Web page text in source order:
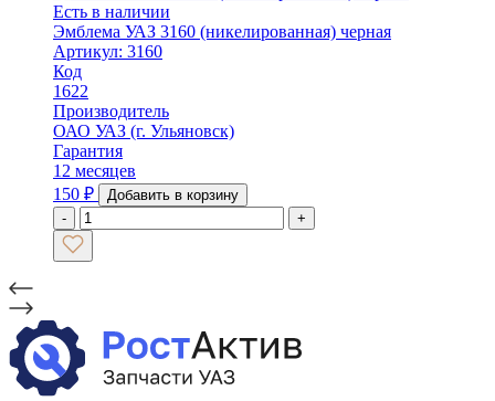
Есть в наличии
Эмблема УАЗ 3160 (никелированная) черная
Артикул: 3160
Код
1622
Производитель
ОАО УАЗ (г. Ульяновск)
Гарантия
12 месяцев
150 ₽
Добавить в корзину
-
+